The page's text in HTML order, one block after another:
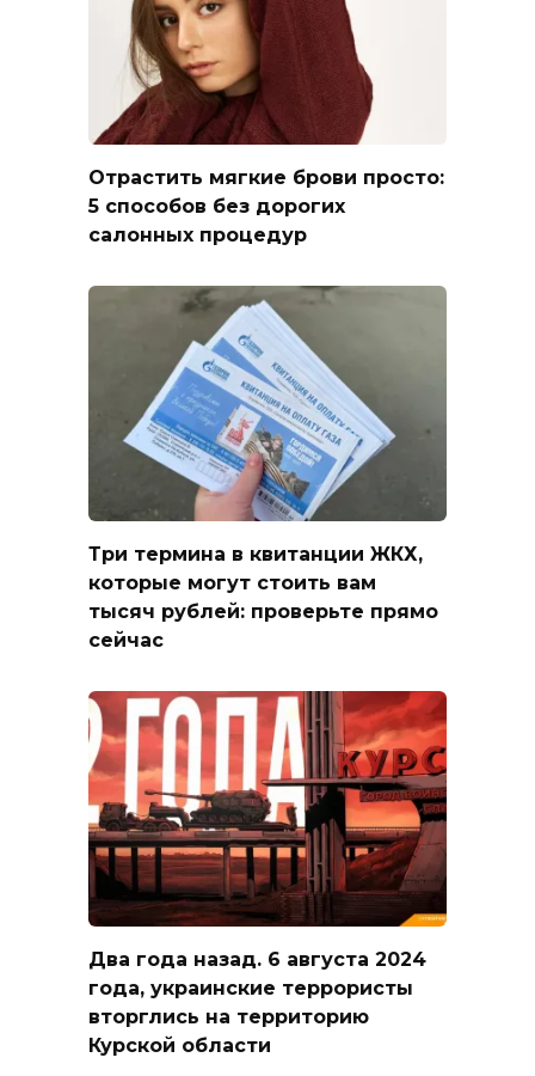
Отрастить мягкие брови просто:
5 способов без дорогих
салонных процедур
Три термина в квитанции ЖКХ,
которые могут стоить вам
тысяч рублей: проверьте прямо
сейчас
Два года назад. 6 августа 2024
года, украинские террористы
вторглись на территорию
Курской области